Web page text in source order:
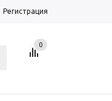
Регистрация
0